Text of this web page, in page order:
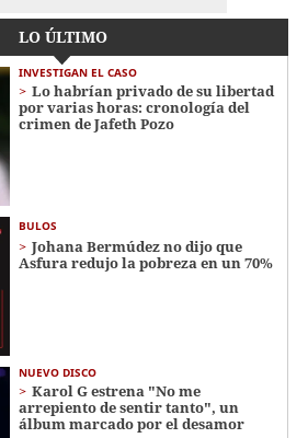
LO ÚLTIMO
INVESTIGAN EL CASO
Lo habrían privado de su libertad
por varias horas: cronología del
crimen de Jafeth Pozo
BULOS
Johana Bermúdez no dijo que
Asfura redujo la pobreza en un 70%
NUEVO DISCO
Karol G estrena "No me
arrepiento de sentir tanto", un
álbum marcado por el desamor